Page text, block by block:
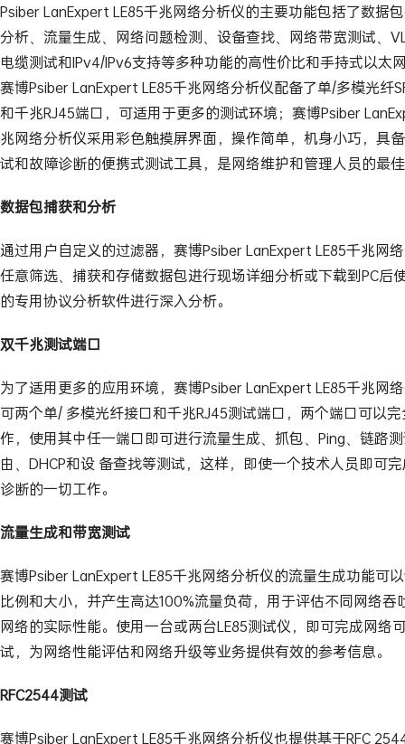
Psiber LanExpert LE85千兆网络分析仪的主要功能包括了数据
分析、流量生成、网络问题检测、设备查找、网络带宽测试、
电缆测试和IPv4/IPv6支持等多种功能的高性价比和手持式以太
赛博Psiber LanExpert LE85千兆网络分析仪配备了单/多模光纤
和千兆RJ45端口，可适用于更多的测试环境；赛博Psiber
兆网络分析仪采用彩色触摸屏界面，操作简单，机身小巧，具
试和故障诊断的便携式测试工具，是网络维护和管理人员的最
数据包捕获和分析
通过用户自定义的过滤器，赛博Psiber LanExpert LE85千兆网
任意筛选、捕获和存储数据包进行现场详细分析或下载到PC后
的专用协议分析软件进行深入分析。
双千兆测试端口
为了适用更多的应用环境，赛博Psiber LanExpert LE85千兆网
可两个单/ 多模光纤接口和千兆RJ45测试端口，两个端口可以
作，使用其中任一端口即可进行流量生成、抓包、Ping、链路
由、DHCP和设 备查找等测试，这样，即使一个技术人员即可
诊断的一切工作。
流量生成和带宽测试
赛博Psiber LanExpert LE85千兆网络分析仪的流量生成功能可
比例和大小，并产生高达100%流量负荷，用于评估不同网络吞
网络的实际性能。使用一台或两台LE85测试仪，即可完成网络
试，为网络性能评估和网络升级等业务提供有效的参考信息。
RFC2544测试
赛博Psiber LanExpert LE85千兆网络分析仪也提供基于RFC